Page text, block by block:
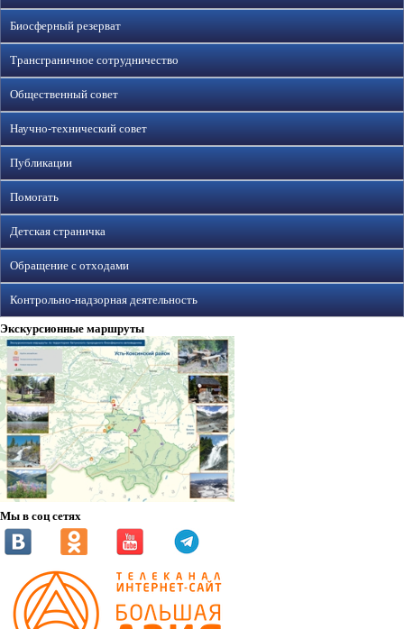
Биосферный резерват
Трансграничное сотрудничество
Общественный совет
Научно-технический совет
Публикации
Помогать
Детская страничка
Обращение с отходами
Контрольно-надзорная деятельность
Экскурсионные маршруты
Мы в соц сетях